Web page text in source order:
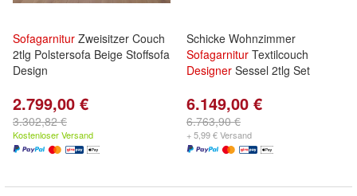
Sofagarnitur Zweisitzer Couch
2tlg Polstersofa Beige Stoffsofa
Design
2.799,00 €
3.302,82 €
Kostenloser Versand
Schicke Wohnzimmer
Sofagarnitur Textilcouch
Designer Sessel 2tlg Set
6.149,00 €
6.763,90 €
+ 5,99 € Versand